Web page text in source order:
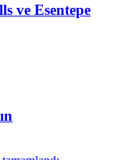
ve Esentepe